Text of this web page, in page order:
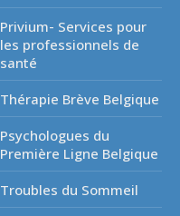
Privium- Services pour
les professionnels de
santé
Thérapie Brève Belgique
Psychologues du
Première Ligne Belgique
Troubles du Sommeil